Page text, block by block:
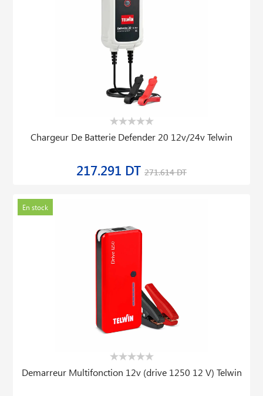
Chargeur De Batterie Defender 20 12v/24v Telwin
217.291 DT 271.614 DT
En stock
Demarreur Multifonction 12v (drive 1250 12 V) Telwin